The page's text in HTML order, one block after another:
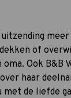
of
Ook B&B
haar
de liefde